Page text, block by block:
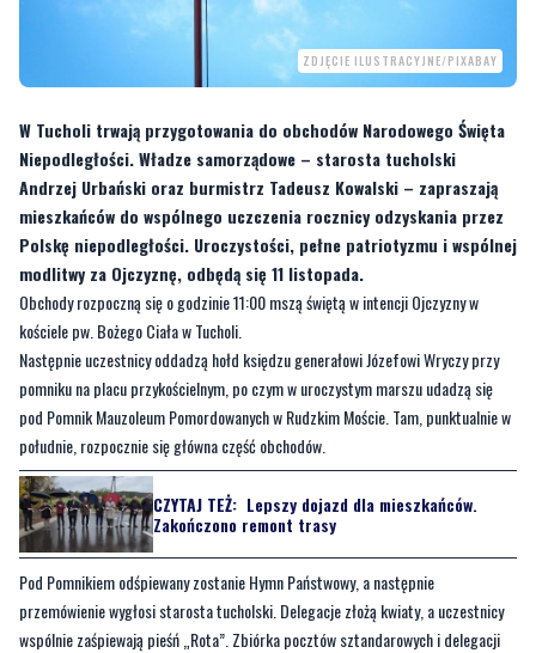
ZDJĘCIE ILUSTRACYJNE/PIXABAY
W Tucholi trwają przygotowania do obchodów Narodowego Święta
Niepodległości. Władze samorządowe – starosta tucholski
Andrzej Urbański oraz burmistrz Tadeusz Kowalski – zapraszają
mieszkańców do wspólnego uczczenia rocznicy odzyskania przez
Polskę niepodległości. Uroczystości, pełne patriotyzmu i wspólnej
modlitwy za Ojczyznę, odbędą się 11 listopada.
Obchody rozpoczną się o godzinie 11:00 mszą świętą w intencji Ojczyzny w
kościele pw. Bożego Ciała w Tucholi.
Następnie uczestnicy oddadzą hołd księdzu generałowi Józefowi Wryczy przy
pomniku na placu przykościelnym, po czym w uroczystym marszu udadzą się
pod Pomnik Mauzoleum Pomordowanych w Rudzkim Moście. Tam, punktualnie w
południe, rozpocznie się główna część obchodów.
CZYTAJ TEŻ: Lepszy dojazd dla mieszkańców.
Zakończono remont trasy
Pod Pomnikiem odśpiewany zostanie Hymn Państwowy, a następnie
przemówienie wygłosi starosta tucholski. Delegacje złożą kwiaty, a uczestnicy
wspólnie zaśpiewają pieśń „Rota”. Zbiórka pocztów sztandarowych i delegacji